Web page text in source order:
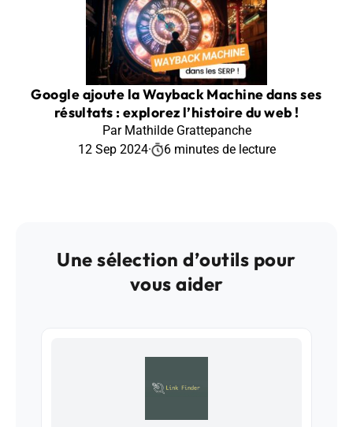
Google ajoute la Wayback Machine dans ses
résultats : explorez l’histoire du web !
Par Mathilde Grattepanche
12 Sep 2024· 6 minutes de lecture
Une sélection d’outils pour
vous aider